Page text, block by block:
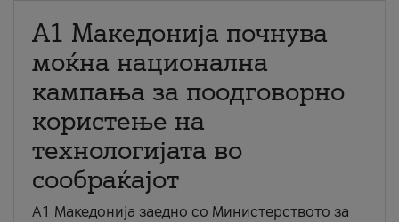
A1 Македонија почнува
моќна национална
кампања за поодговорно
користење на
технологијата во
сообраќајот
A1 Македонија заедно со Министерството за